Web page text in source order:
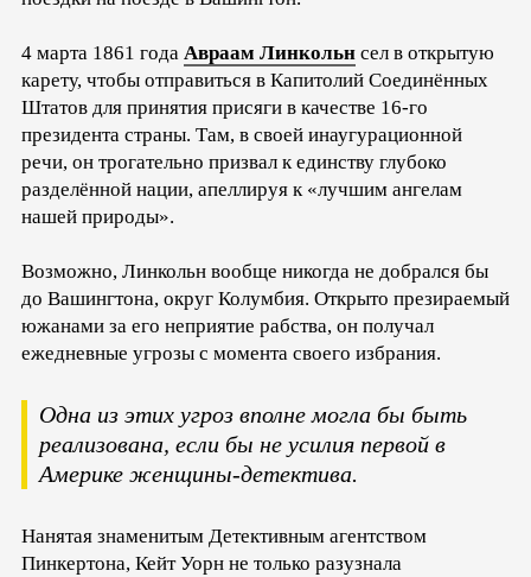
4 марта 1861 года Авраам Линкольн сел в открытую
карету, чтобы отправиться в Капитолий Соединённых
Штатов для принятия присяги в качестве 16-го
президента страны. Там, в своей инаугурационной
речи, он трогательно призвал к единству глубоко
разделённой нации, апеллируя к «лучшим ангелам
нашей природы».
Возможно, Линкольн вообще никогда не добрался бы
до Вашингтона, округ Колумбия. Открыто презираемый
южанами за его неприятие рабства, он получал
ежедневные угрозы с момента своего избрания.
Одна из этих угроз вполне могла бы быть
реализована, если бы не усилия первой в
Америке женщины-детектива.
Нанятая знаменитым Детективным агентством
Пинкертона, Кейт Уорн не только разузнала